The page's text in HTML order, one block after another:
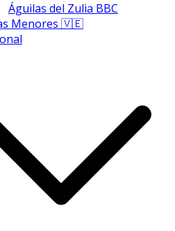
Águilas del Zulia BBC
Menores 🇻🇪